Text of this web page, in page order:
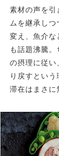
素材の声を引
ムを継承し
変え、魚介な
も話題沸騰
の摂理に従い
り戻すとい
滞在はまさに